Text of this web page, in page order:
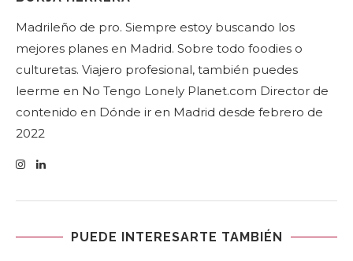
Madrileño de pro. Siempre estoy buscando los
mejores planes en Madrid. Sobre todo foodies o
culturetas. Viajero profesional, también puedes
leerme en No Tengo Lonely Planet.com Director de
contenido en Dónde ir en Madrid desde febrero de
2022
PUEDE INTERESARTE TAMBIÉN